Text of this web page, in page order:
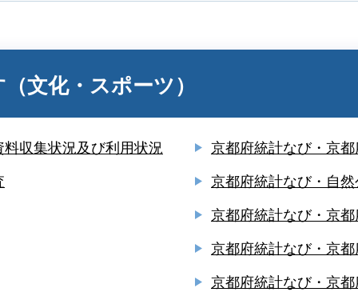
文化・スポーツ）
収集状況及び利用状況 京都府統計なび・京
京都府統計なび・自
京都府統計なび・京
京都府統計なび・京
京都府統計なび・京